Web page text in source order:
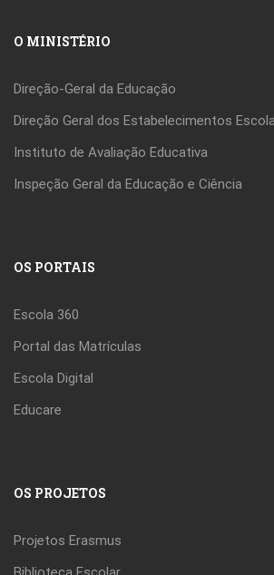
O MINISTÉRIO
Direção-Geral da Educação
Direção Geral dos Estabelecimentos
Instituto de Avaliação Educativa
Inspeção Geral da Educação e Ciência
OS PORTAIS
Escola 360
Portal das Matrículas
Escola Digital
Educare
OS PROJETOS
Projetos Erasmus